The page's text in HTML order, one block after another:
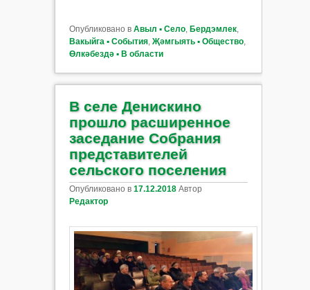
Опубликовано в Авыл ▪ Село, Бердэмлек,
Вакыйга ▪ События, Җәмгыять ▪ Общество,
Өлкәбездә ▪ В области
В селе Денискино
прошло расширенное
заседание Собрания
представителей
сельского поселения
Опубликовано в 17.12.2018 Автор
Редактор